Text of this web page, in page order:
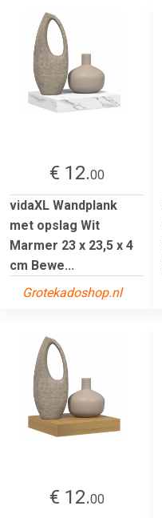
€ 12.00
vidaXL Wandplank
met opslag Wit
Marmer 23 x 23,5 x 4
cm Bewe...
Grotekadoshop.nl
€ 12.00